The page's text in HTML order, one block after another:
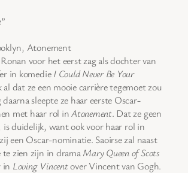
Atonement
voor het eerst zag als dochter van
in komedieI Could Never Be Your
dat ze een mooie carrière tegemoet zou
sleepte ze haar eerste Oscar-
met haar rol inAtonement. Dat ze geen
is duidelijk, want ook voor haar rol in
een Oscar-nominatie. Saoirse zal naast
zien zijn in dramaMary Queen of Scots
in Loving Vincentover Vincent van Gogh.